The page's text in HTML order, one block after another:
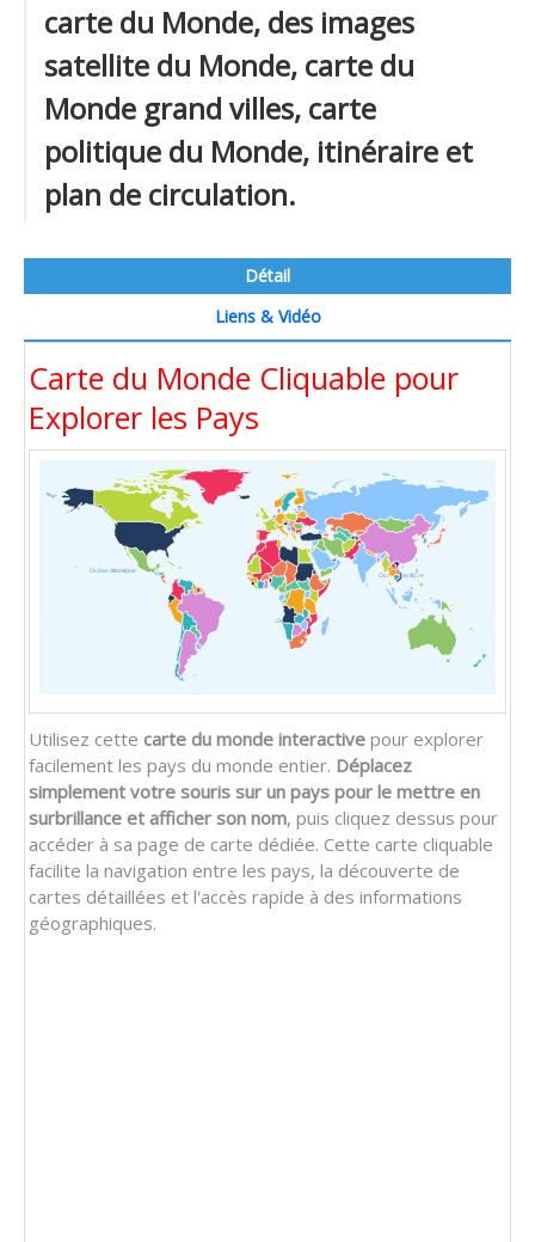
carte du Monde, des images
satellite du Monde, carte du
Monde grand villes, carte
politique du Monde, itinéraire et
plan de circulation.
Détail
Liens & Vidéo
Carte du Monde Cliquable pour
Explorer les Pays
Océan Atlantique
Océan Pacifique
Océan Indien
Utilisez cette carte du monde interactive pour explorer
facilement les pays du monde entier. Déplacez
simplement votre souris sur un pays pour le mettre en
surbrillance et afficher son nom, puis cliquez dessus pour
accéder à sa page de carte dédiée. Cette carte cliquable
facilite la navigation entre les pays, la découverte de
cartes détaillées et l'accès rapide à des informations
géographiques.